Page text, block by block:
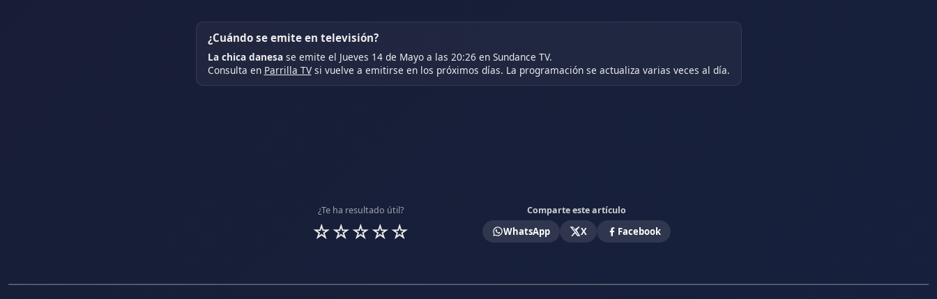
¿Cuándo se emite en televisión?
La chica danesase emite el Jueves 14 de Mayo a las 20:26 en Sundance TV.
Consulta en Parrilla TVsi vuelve a emitirse en los próximos días. La programación se actualiza varias veces al día.
¿Te ha resultado útil? Comparte este artículo
☆☆☆☆☆ WhatsApp X Facebook